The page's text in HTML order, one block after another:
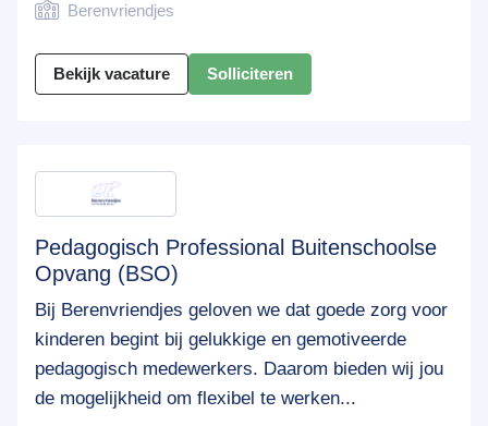
Berenvriendjes
Bekijk vacature Solliciteren
Pedagogisch Professional Buitenschoolse
Opvang (BSO)
Bij Berenvriendjes geloven we dat goede zorg voor
kinderen begint bij gelukkige en gemotiveerde
pedagogisch medewerkers. Daarom bieden wij jou
de mogelijkheid om flexibel te werken...